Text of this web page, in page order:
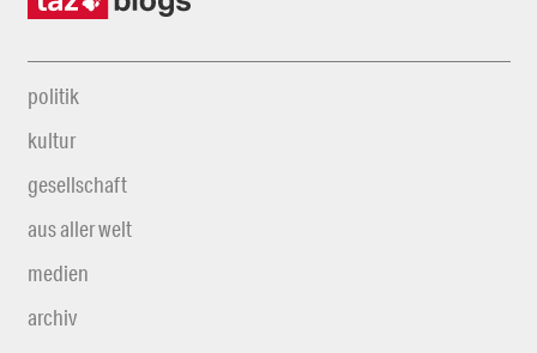
politik
kultur
gesellschaft
aus aller welt
medien
archiv